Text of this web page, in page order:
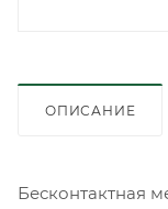
ОПИСАНИЕ
Бесконтактная